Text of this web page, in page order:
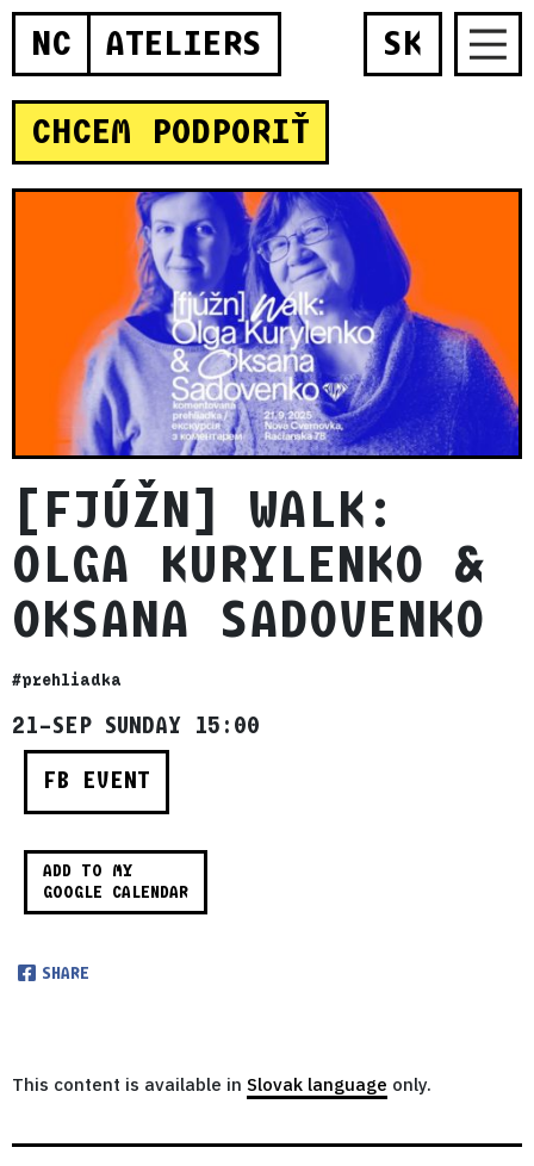
NC ATELIERS SK
CHCEM PODPORIŤ
[FJÚŽN] WALK:
OLGA KURYLENKO &
OKSANA SADOVENKO
#prehliadka
21–SEP SUNDAY 15:00
FB EVENT
ADD TO MY
GOOGLE CALENDAR
SHARE
This content is available in Slovak language only.